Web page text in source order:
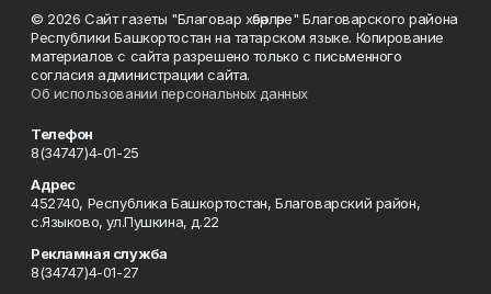
© 2026 Сайт газеты "Благовар хәбәрләре" Благоварского района
Республики Башкортостан на татарском языке. Копирование
материалов с сайта разрешено только с письменного
согласия администрации сайта.
Об использовании персональных данных
Телефон
8(34747)4-01-25
Адрес
452740, Республика Башкортостан, Благоварский район,
с.Языково, ул.Пушкина, д.22
Рекламная служба
8(34747)4-01-27